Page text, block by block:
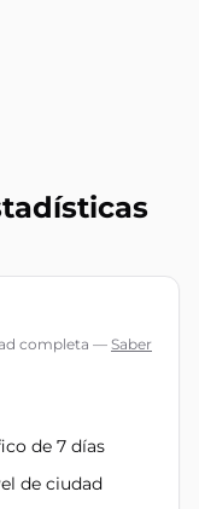
completa — Saber
de 7 días
de ciudad